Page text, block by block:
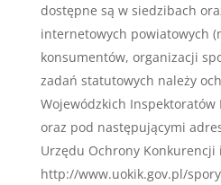
dostępne są w siedzibach
internetowych powiatowych
konsumentów, organizacji
zadań statutowych należy
Wojewódzkich
oraz pod następującymi
Urzędu Ochrony Konkurencji
http://www.uokik.gov.pl/